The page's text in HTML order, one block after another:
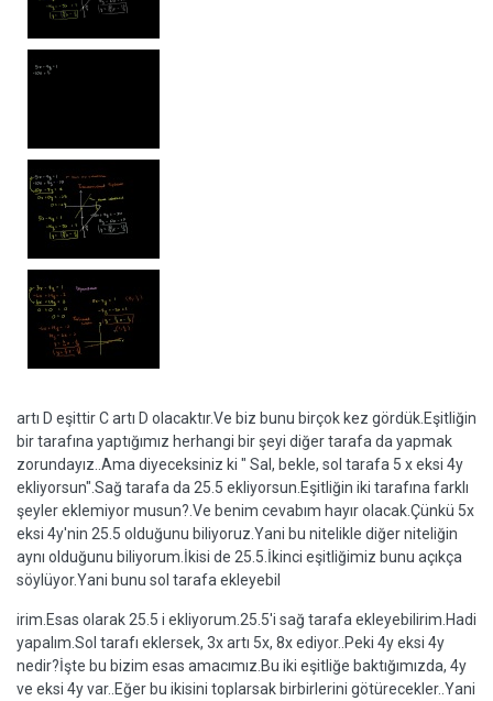
artı D eşittir C artı D olacaktır.Ve biz bunu birçok kez gördük.Eşitliğin
bir tarafına yaptığımız herhangi bir şeyi diğer tarafa da yapmak
zorundayız..Ama diyeceksiniz ki " Sal, bekle, sol tarafa 5 x eksi 4y
ekliyorsun".Sağ tarafa da 25.5 ekliyorsun.Eşitliğin iki tarafına farklı
şeyler eklemiyor musun?.Ve benim cevabım hayır olacak.Çünkü 5x
eksi 4y'nin 25.5 olduğunu biliyoruz.Yani bu nitelikle diğer niteliğin
aynı olduğunu biliyorum.İkisi de 25.5.İkinci eşitliğimiz bunu açıkça
söylüyor.Yani bunu sol tarafa ekleyebil
irim.Esas olarak 25.5 i ekliyorum.25.5'i sağ tarafa ekleyebilirim.Hadi
yapalım.Sol tarafı eklersek, 3x artı 5x, 8x ediyor..Peki 4y eksi 4y
nedir?İşte bu bizim esas amacımız.Bu iki eşitliğe baktığımızda, 4y
ve eksi 4y var..Eğer bu ikisini toplarsak birbirlerini götürecekler..Yani